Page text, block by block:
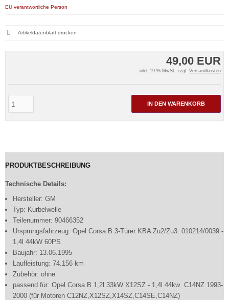
49,00 EUR
inkl. 19 % MwSt. zzgl. Versandkosten
IN DEN WARENKORB
EU verantwortliche Person
Artikeldatenblatt drucken
PRODUKTBESCHREIBUNG
Technische Details:
Hersteller: GM
Typ: Kurbelwelle
Teilenummer: 90466352
Ursprungsfahrzeug: Opel Corsa B 3-Türer KBA Zu2/Zu3: 010214/0039 -
1,4l 44kW 60PS
Baujahr: 13.06.1995
Laufleistung: 74.156 km
Zubehör: ohne
passend für: Opel Corsa B 1,2l 33kW X12SZ - 1,4l 44kw C14NZ 1993-
2000 (für Motoren C12NZ,X12SZ,X14SZ,C14SE,C14NZ)